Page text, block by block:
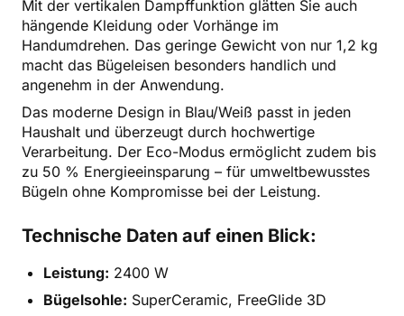
Mit der vertikalen Dampffunktion glätten Sie auch
hängende Kleidung oder Vorhänge im
Handumdrehen. Das geringe Gewicht von nur 1,2 kg
macht das Bügeleisen besonders handlich und
angenehm in der Anwendung.
Das moderne Design in Blau/Weiß passt in jeden
Haushalt und überzeugt durch hochwertige
Verarbeitung. Der Eco-Modus ermöglicht zudem bis
zu 50 % Energieeinsparung – für umweltbewusstes
Bügeln ohne Kompromisse bei der Leistung.
Technische Daten auf einen Blick:
Leistung: 2400 W
Bügelsohle: SuperCeramic, FreeGlide 3D